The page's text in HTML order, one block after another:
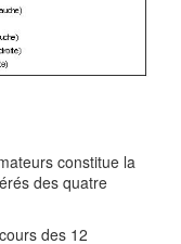
constitue la
des quatre
des 12